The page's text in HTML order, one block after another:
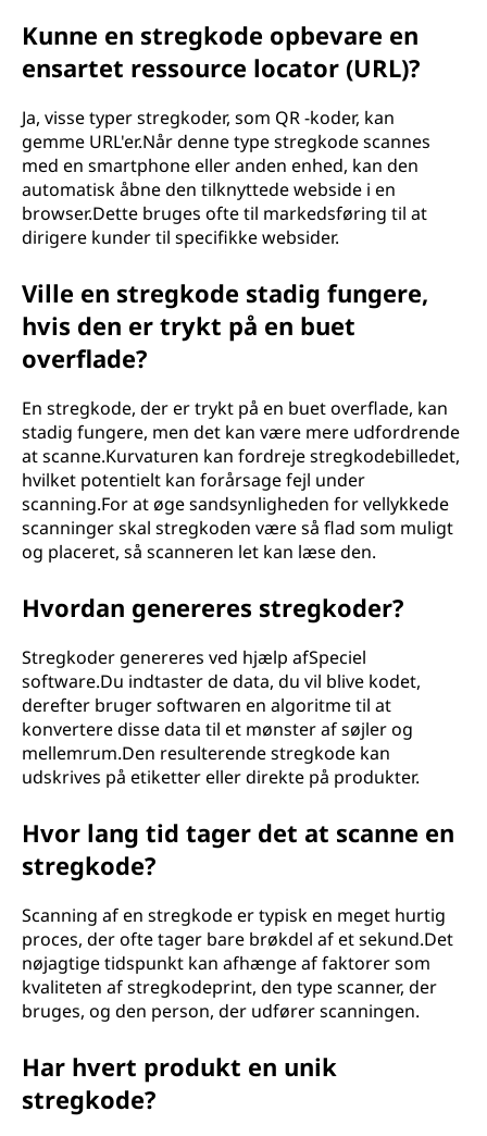
Kunne en stregkode opbevare en
ensartet ressource locator (URL)?
Ja, visse typer stregkoder, som QR -koder, kan
gemme URL'er.Når denne type stregkode scannes
med en smartphone eller anden enhed, kan den
automatisk åbne den tilknyttede webside i en
browser.Dette bruges ofte til markedsføring til at
dirigere kunder til specifikke websider.
Ville en stregkode stadig fungere,
hvis den er trykt på en buet
overflade?
En stregkode, der er trykt på en buet overflade, kan
stadig fungere, men det kan være mere udfordrende
at scanne.Kurvaturen kan fordreje stregkodebilledet,
hvilket potentielt kan forårsage fejl under
scanning.For at øge sandsynligheden for vellykkede
scanninger skal stregkoden være så flad som muligt
og placeret, så scanneren let kan læse den.
Hvordan genereres stregkoder?
Stregkoder genereres ved hjælp afSpeciel
software.Du indtaster de data, du vil blive kodet,
derefter bruger softwaren en algoritme til at
konvertere disse data til et mønster af søjler og
mellemrum.Den resulterende stregkode kan
udskrives på etiketter eller direkte på produkter.
Hvor lang tid tager det at scanne en
stregkode?
Scanning af en stregkode er typisk en meget hurtig
proces, der ofte tager bare brøkdel af et sekund.Det
nøjagtige tidspunkt kan afhænge af faktorer som
kvaliteten af stregkodeprint, den type scanner, der
bruges, og den person, der udfører scanningen.
Har hvert produkt en unik
stregkode?